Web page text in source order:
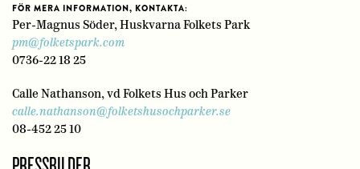
FÖR MERA INFORMATION, KONTAKTA:
Per-Magnus Söder, Huskvarna Folkets Park
pm@folketspark.com
0736-22 18 25
Calle Nathanson, vd Folkets Hus och Parker
calle.nathanson@folketshusochparker.se
08-452 25 10